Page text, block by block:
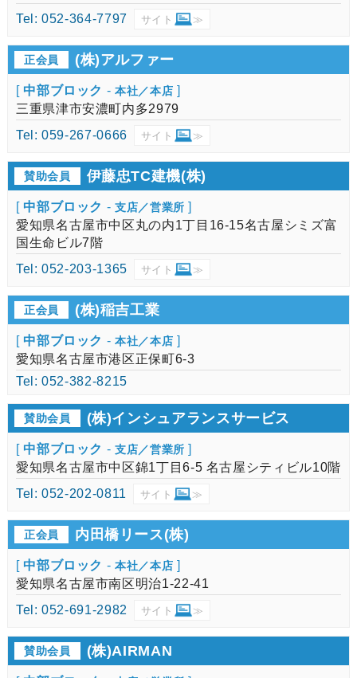
Tel: 052-364-7797
サイト ≫
正会員 (株)アルファー
[中部ブロック - 本社／本店 ]
三重県津市安濃町内多2979
Tel: 059-267-0666
サイト ≫
賛助会員 伊藤忠TC建機(株)
[中部ブロック - 支店／営業所 ]
愛知県名古屋市中区丸の内1丁目16-15名古屋シミズ富
国生命ビル7階
Tel: 052-203-1365
サイト ≫
正会員 (株)稲吉工業
[中部ブロック - 本社／本店 ]
愛知県名古屋市港区正保町6-3
Tel: 052-382-8215
賛助会員 (株)インシュアランスサービス
[中部ブロック - 支店／営業所 ]
愛知県名古屋市中区錦1丁目6-5 名古屋シティビル10階
Tel: 052-202-0811
サイト ≫
正会員 内田橋リース(株)
[中部ブロック - 本社／本店 ]
愛知県名古屋市南区明治1-22-41
Tel: 052-691-2982
サイト ≫
賛助会員 (株)AIRMAN